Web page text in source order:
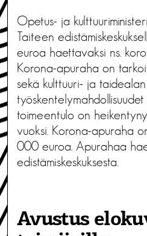
Opetus- ja
Taiteen
euroa haettavaksi ns.
Korona-apuraha on
sekä kulttuuri- ja
toimeentulo on
vuoksi. Korona-apuraha
000 euroa. Apurahaa
edistämiskeskuksesta.
Avustus